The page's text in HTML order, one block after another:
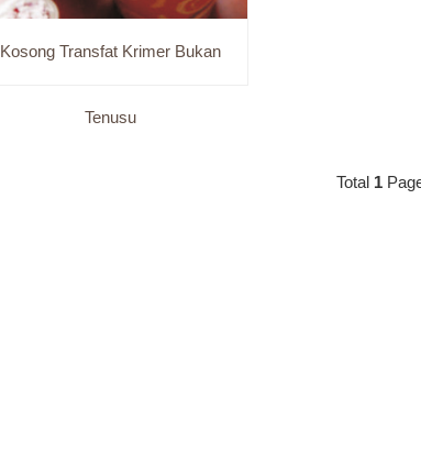
Kosong Transfat Krimer Bukan
Tenusu
Total 1